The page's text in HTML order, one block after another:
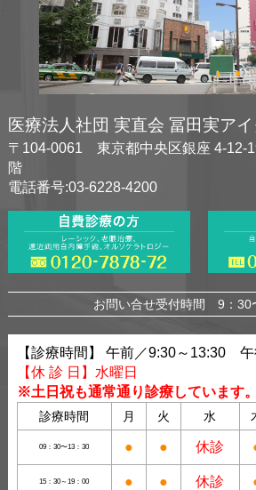
医療法人社団 実直会 冨田実ア
〒104-0061 東京都中央区銀座 4-12-
階
電話番号:03-6228-4200
お問い合せ受付時間 9：30
【診療時間】 午前／9:30～13:30
【休 診 日】水曜日
※土日祝も通常通り診療しています。
診療時間 月 火 水
09：30〜13：30 ● ● 休診
15：30～19：00 ● ● 休診